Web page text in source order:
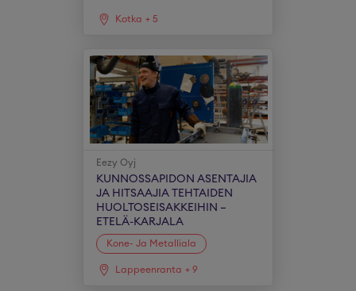
Kotka + 5
Eezy Oyj
KUNNOSSAPIDON ASENTAJIA
JA HITSAAJIA TEHTAIDEN
HUOLTOSEISAKKEIHIN –
ETELÄ-KARJALA
Kone- Ja Metalliala
Lappeenranta + 9